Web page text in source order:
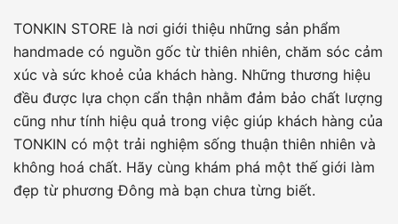
TONKIN STORE là nơi giới thiệu những sản phẩm
handmade có nguồn gốc từ thiên nhiên, chăm sóc cảm
xúc và sức khoẻ của khách hàng. Những thương hiệu
đều được lựa chọn cẩn thận nhằm đảm bảo chất lượng
cũng như tính hiệu quả trong việc giúp khách hàng của
TONKIN có một trải nghiệm sống thuận thiên nhiên và
không hoá chất. Hãy cùng khám phá một thế giới làm
đẹp từ phương Đông mà bạn chưa từng biết.